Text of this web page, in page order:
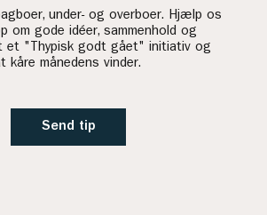
Send tip
under- og overboer. Hjælp os
om gode idéer, sammenhold og
et "Thypisk godt gået" initiativ og
månedens vinder.